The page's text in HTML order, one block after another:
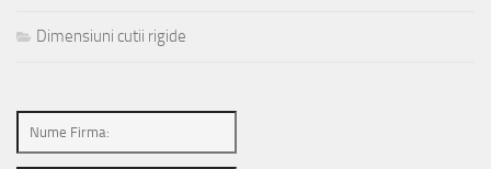
Dimensiuni cutii rigide